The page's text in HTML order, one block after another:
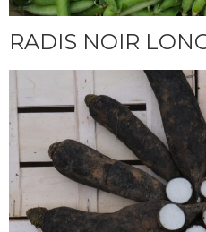
RADIS NOIR